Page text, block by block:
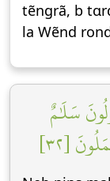
tẽngrã, b
la Wẽnd
سَلَٰمٌ
[٣٢]